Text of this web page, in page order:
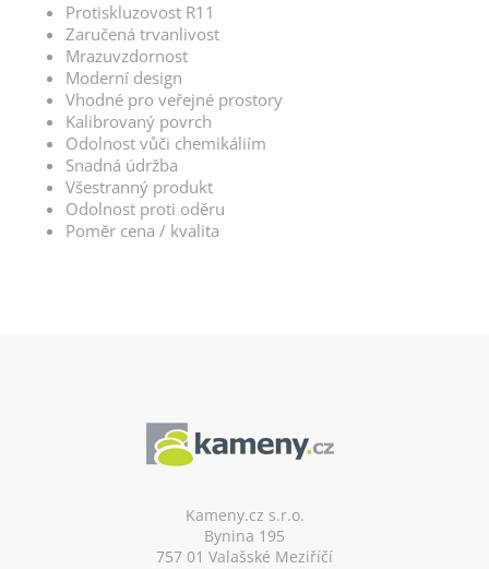
Protiskluzovost R11
Zaručená trvanlivost
Mrazuvzdornost
Moderní design
Vhodné pro veřejné prostory
Kalibrovaný povrch
Odolnost vůči chemikáliím
Snadná údržba
Všestranný produkt
Odolnost proti oděru
Poměr cena / kvalita
Kameny.cz s.r.o.
Bynina 195
757 01 Valašské Meziříčí